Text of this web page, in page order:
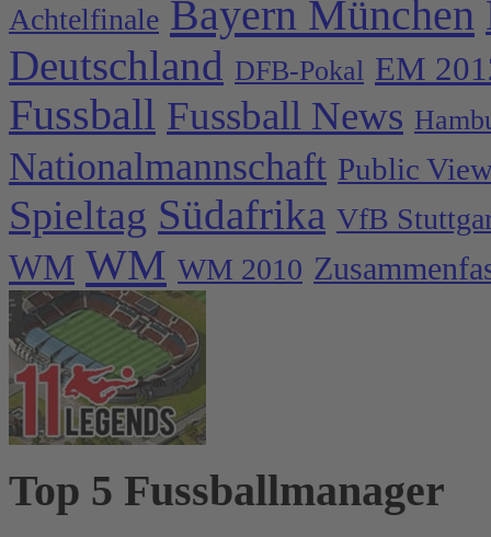
Achtelfinale Bayern München
Deutschland DFB-Pokal EM
Fussball Fussball News
Nationalmannschaft Public
Spieltag Südafrika VfB
WM WM WM 2010
Top 5 Fussballmanager